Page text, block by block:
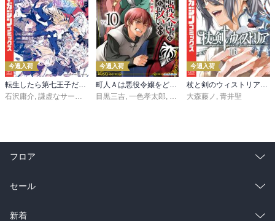
今週入荷
転生したら第七王子だったので、気ままに魔術を極めます（２４）
石沢庸介, 謙虚なサークル メル。
今週入荷
町人Ａは悪役令嬢をどうしても救いたい ～どぶと空と氷の姫君～１０【電子書店共通特典イラスト付】
目黒三吉, 一色孝太郎, Parum
今週入荷
杖と剣のウィストリア（１６）
大森藤ノ , 青井聖
フロア
総合
ラノベ
セール
総合
新着